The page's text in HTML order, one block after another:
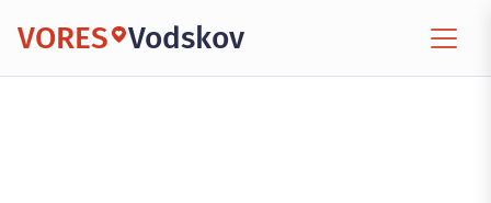
VORES Vodskov